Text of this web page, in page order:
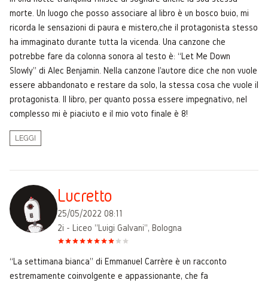
morte. Un luogo che posso associare al libro è un bosco buio, mi
ricorda le sensazioni di paura e mistero,che il protagonista stesso
ha immaginato durante tutta la vicenda. Una canzone che
potrebbe fare da colonna sonora al testo è: “Let Me Down
Slowly” di Alec Benjamin. Nella canzone l'autore dice che non vuole
essere abbandonato e restare da solo, la stessa cosa che vuole il
protagonista. Il libro, per quanto possa essere impegnativo, nel
complesso mi è piaciuto e il mio voto finale è 8!
LEGGI
Lucretto
25/05/2022 08:11
2i - Liceo "Luigi Galvani", Bologna
“La settimana bianca” di Emmanuel Carrère è un racconto
estremamente coinvolgente e appassionante, che fa